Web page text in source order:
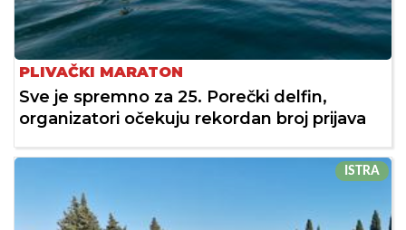
PLIVAČKI MARATON
Sve je spremno za 25. Porečki delfin,
organizatori očekuju rekordan broj prijava
ISTRA